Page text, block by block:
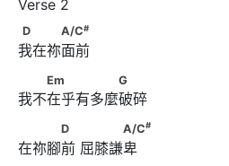
D　　　A/C
D A/C#
我在祢面前
Em　　　　　G
Em G
我不在乎有多麼破碎
D　      　　　A/C
D A/C#
在祢腳前 屈膝謙卑